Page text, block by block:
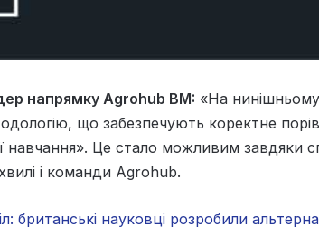
напрямку Agrohub BM: «На
що забезпечують коректне
Це стало можливим завдяки
і команди Agrohub.
британські науковці розробили